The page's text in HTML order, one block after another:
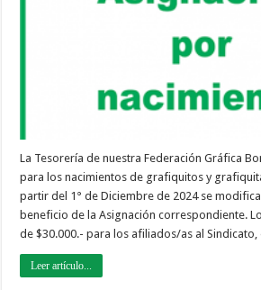
La Tesorería de nuestra Federación Gráfica
para los nacimientos de grafiquitos y
partir del 1° de Diciembre de 2024 se
beneficio de la Asignación correspondiente.
de $30.000.- para los afiliados/as al Sindicato,
Leer artículo...